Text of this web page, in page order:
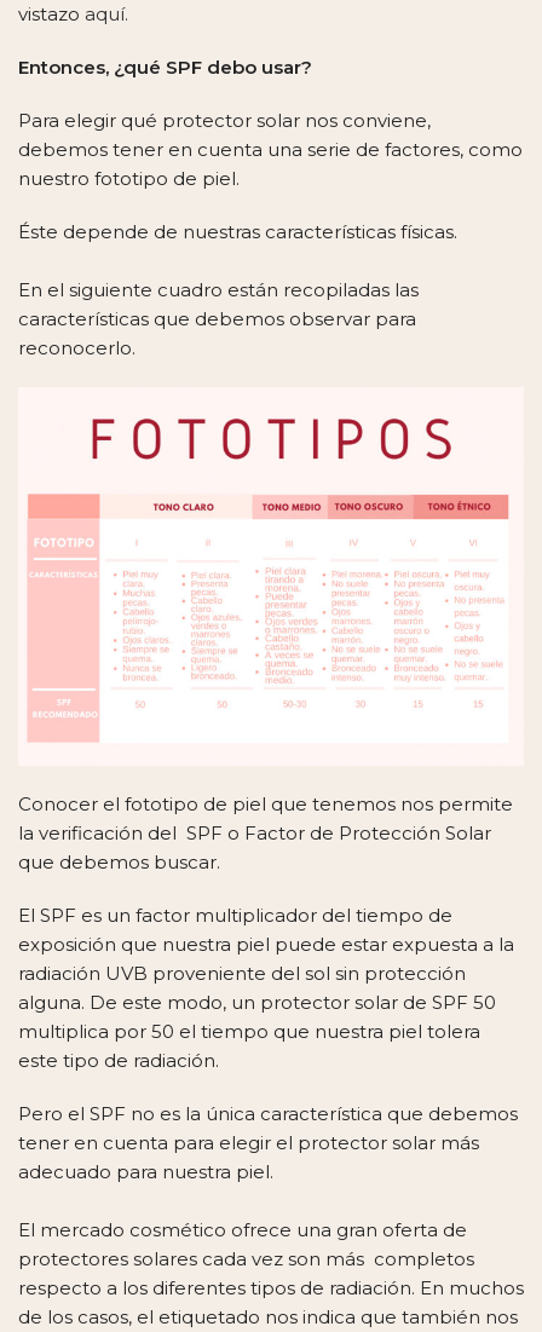
vistazo aquí.
Entonces, ¿qué SPF debo usar?
Para elegir qué protector solar nos conviene,
debemos tener en cuenta una serie de factores, como
nuestro fototipo de piel.
Éste depende de nuestras características físicas.
En el siguiente cuadro están recopiladas las
características que debemos observar para
reconocerlo.
Conocer el fototipo de piel que tenemos nos permite
la verificación del SPF o Factor de Protección Solar
que debemos buscar.
El SPF es un factor multiplicador del tiempo de
exposición que nuestra piel puede estar expuesta a la
radiación UVB proveniente del sol sin protección
alguna. De este modo, un protector solar de SPF 50
multiplica por 50 el tiempo que nuestra piel tolera
este tipo de radiación.
Pero el SPF no es la única característica que debemos
tener en cuenta para elegir el protector solar más
adecuado para nuestra piel.
El mercado cosmético ofrece una gran oferta de
protectores solares cada vez son más completos
respecto a los diferentes tipos de radiación. En muchos
de los casos, el etiquetado nos indica que también nos